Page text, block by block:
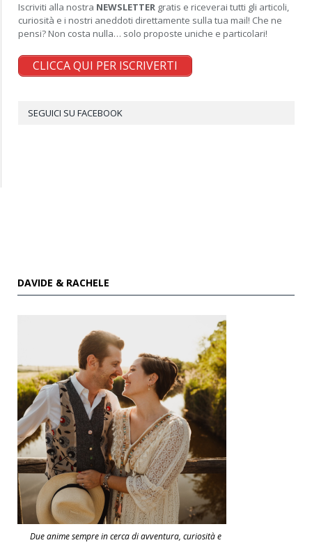
Iscriviti alla nostra NEWSLETTER gratis e riceverai tutti gli articoli,
curiosità e i nostri aneddoti direttamente sulla tua mail! Che ne
pensi? Non costa nulla… solo proposte uniche e particolari!
CLICCA QUI PER ISCRIVERTI
SEGUICI SU FACEBOOK
DAVIDE & RACHELE
Due anime sempre in cerca di avventura, curiosità e